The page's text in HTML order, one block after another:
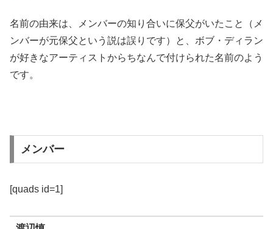
名前の由来は、メンバーの知り合いに保父がいたこと（メ
ンバーが元保父という説は誤りです）と、ボブ・ディラン
が好きなアーティストからちなんで付けられた名前のよう
です。
メンバー
[quads id=1]